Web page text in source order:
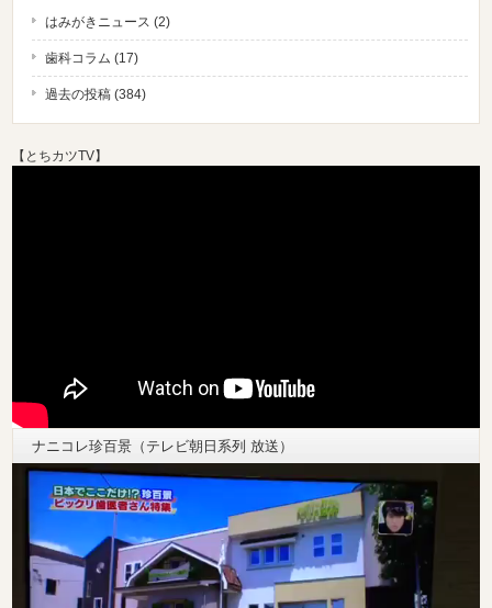
はみがきニュース (2)
歯科コラム (17)
過去の投稿 (384)
【 とちカツTV】
ナニコレ珍百景（テレビ朝日系列 放送）